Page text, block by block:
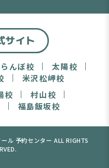
サイト
んぼ校
太陽校
米沢松岬校
校
村山校
福島飯坂校
ル 予約センター ALL RIGHTS